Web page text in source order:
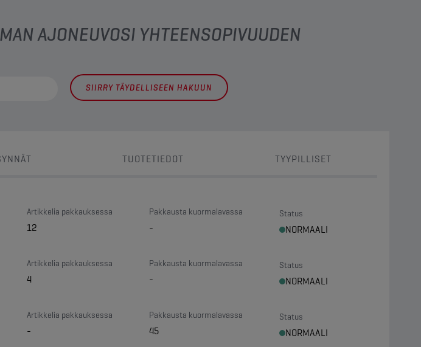
AJONEUVOSI YHTEENSOPIVUUDEN
SIIRRY TÄYDELLISEEN HAKUUN
TUOTETIEDOT TYYPILLISET
Artikkelia pakkauksessa
12
Pakkausta kuormalavassa
-
Status
NORMAALI
Artikkelia pakkauksessa
4
Pakkausta kuormalavassa
-
Status
NORMAALI
Artikkelia pakkauksessa
-
Pakkausta kuormalavassa
45
Status
NORMAALI